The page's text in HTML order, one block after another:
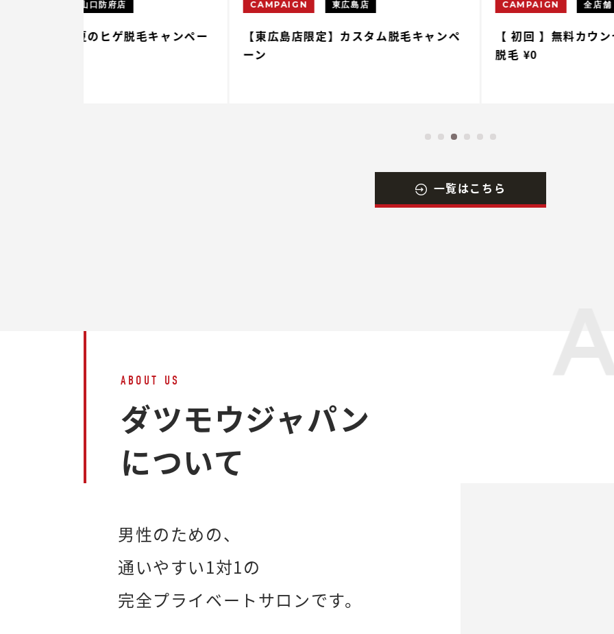
CAMPAIGN
【東広島店限定】カスタム脱毛キャンペ
CAMPAIGN
【 初回 】無料カウンセリング&無料体験
一覧はこちら
ABOUT US
ダツモウジャパン
について
男性のための、
通いやすい1対1の
完全プライベートサロンです。